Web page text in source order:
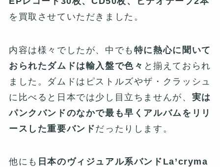
を買取させていただきました。
内容は様々でしたが、中でも 特に熱心に聞いて
おられたダムドは輸入盤で色々 と揃えておられ
ました。ダムドはピストルズやザ・クラッシュ
に比べると日本では少し目立ちませんが、 実は
パンクバンドのなかで最も早くアルバムをリリ
ースした重要バンドだったりします。
他にも 日本のヴィジュアル系バンドLa’cryma